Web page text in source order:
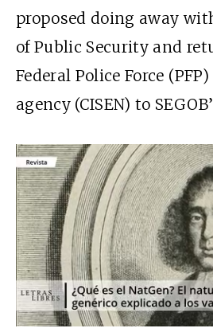
proposed doing away
of Public Security and
Federal Police Force
agency (CISEN) to